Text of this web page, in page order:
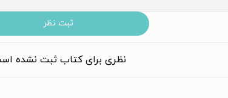
ثبت نظر
نظری برای کتاب ثبت نشده